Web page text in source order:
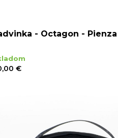
- Octagon - Pienza
€